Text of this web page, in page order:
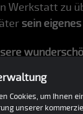
Werkstatt zu
sein
Atwell
–
Cookies, um Ihnen
unserer